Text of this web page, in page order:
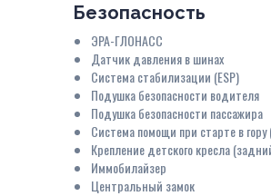
Безопасность
ЭРА-ГЛОНАСС
Датчик давления в шинах
Система стабилизации (ESP)
Подушка безопасности водителя
Подушка безопасности пассажира
Система помощи при старте в гору
Крепление детского кресла
Иммобилайзер
Центральный замок